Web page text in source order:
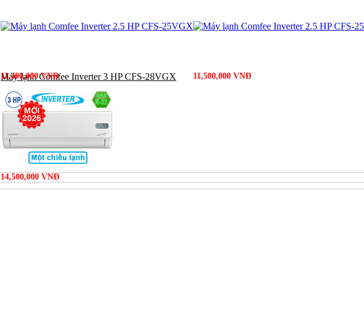
11,400,000 VNĐ 11,500,000 VNĐ
Máy lạnh Comfee Inverter 3 HP CFS-28VGX
14,500,000 VNĐ